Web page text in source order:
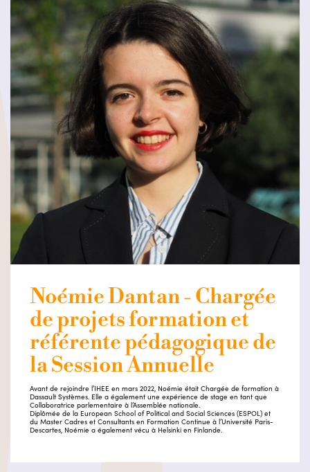
Noémie Dantan - Chargée
de projets formation et
référente pédagogique de
la Session Annuelle
Avant de rejoindre l’IHEE en mars 2022, Noémie était Chargée de formation à
Dassault Systèmes. Elle a également une expérience de stage en tant que
Collaboratrice parlementaire à l’Assemblée nationale.
Diplômée de la European School of Political and Social Sciences (ESPOL) et
du Master Cadres et Consultants en Formation Continue à l’Université Paris-
Descartes, Noémie a également vécu à Helsinki en Finlande.